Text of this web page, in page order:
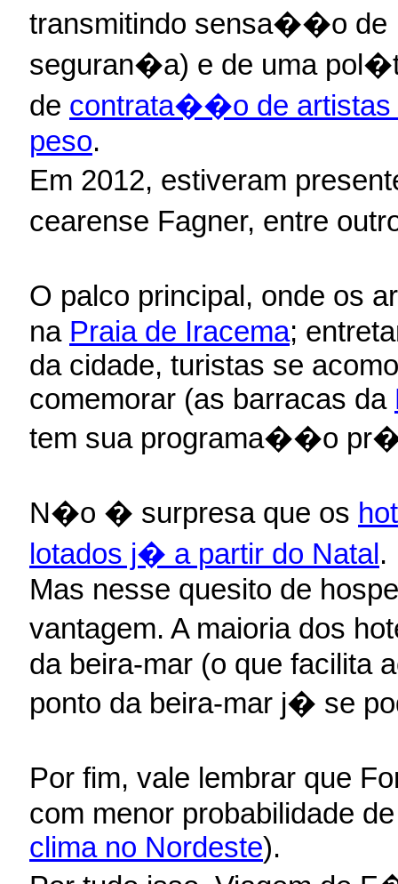
transmitindo sensa��o de
seguran�a) e de uma
de contrata��o de artistas
peso.
Em 2012, estiveram
cearense Fagner, entre
O palco principal, onde os
na Praia de Iracema;
da cidade, turistas se
comemorar (as barracas da
tem sua programa��o
N�o � surpresa que os
lotados j� a partir do Natal.
Mas nesse quesito de
vantagem. A maioria dos
da beira-mar (o que facilita
ponto da beira-mar j� se
Por fim, vale lembrar que
com menor probabilidade
clima no Nordeste).